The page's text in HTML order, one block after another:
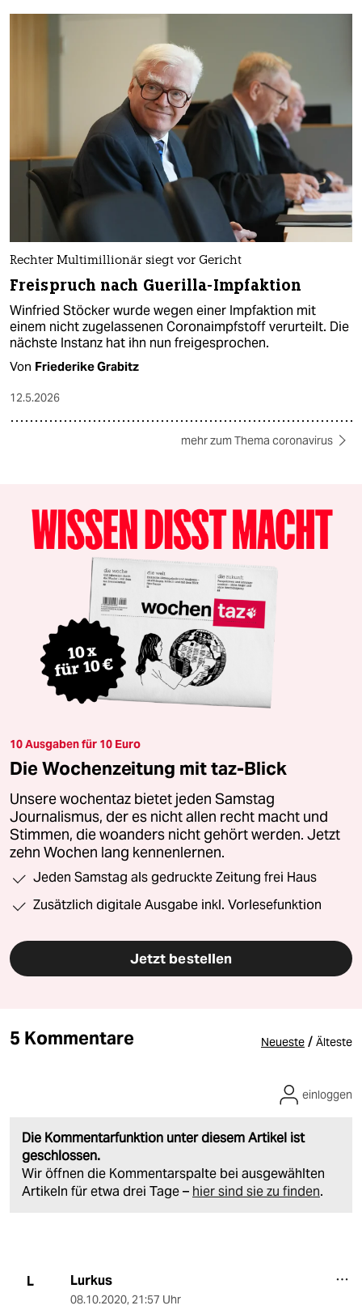
Rechter Multimillionär siegt vor Gericht
Freispruch nach Guerilla-Impfaktion
Winfried Stöcker wurde wegen einer Impfaktion mit
einem nicht zugelassenen Coronaimpfstoff verurteilt. Die
nächste Instanz hat ihn nun freigesprochen.
Von Friederike Grabitz
12.5.2026
mehr zum Thema coronavirus
10 Ausgaben für 10 Euro
Die Wochenzeitung mit taz-Blick
Unsere wochentaz bietet jeden Samstag
Journalismus, der es nicht allen recht macht und
Stimmen, die woanders nicht gehört werden. Jetzt
zehn Wochen lang kennenlernen.
Jeden Samstag als gedruckte Zeitung frei Haus
Zusätzlich digitale Ausgabe inkl. Vorlesefunktion
Jetzt bestellen
5 Kommentare Neueste / Älteste
Die Kommentarfunktion unter diesem Artikel ist
geschlossen.
Wir öffnen die Kommentarspalte bei ausgewählten
Artikeln für etwa drei Tage – hier sind sie zu finden.
einloggen
L Lurkus
08.10.2020, 21:57 Uhr